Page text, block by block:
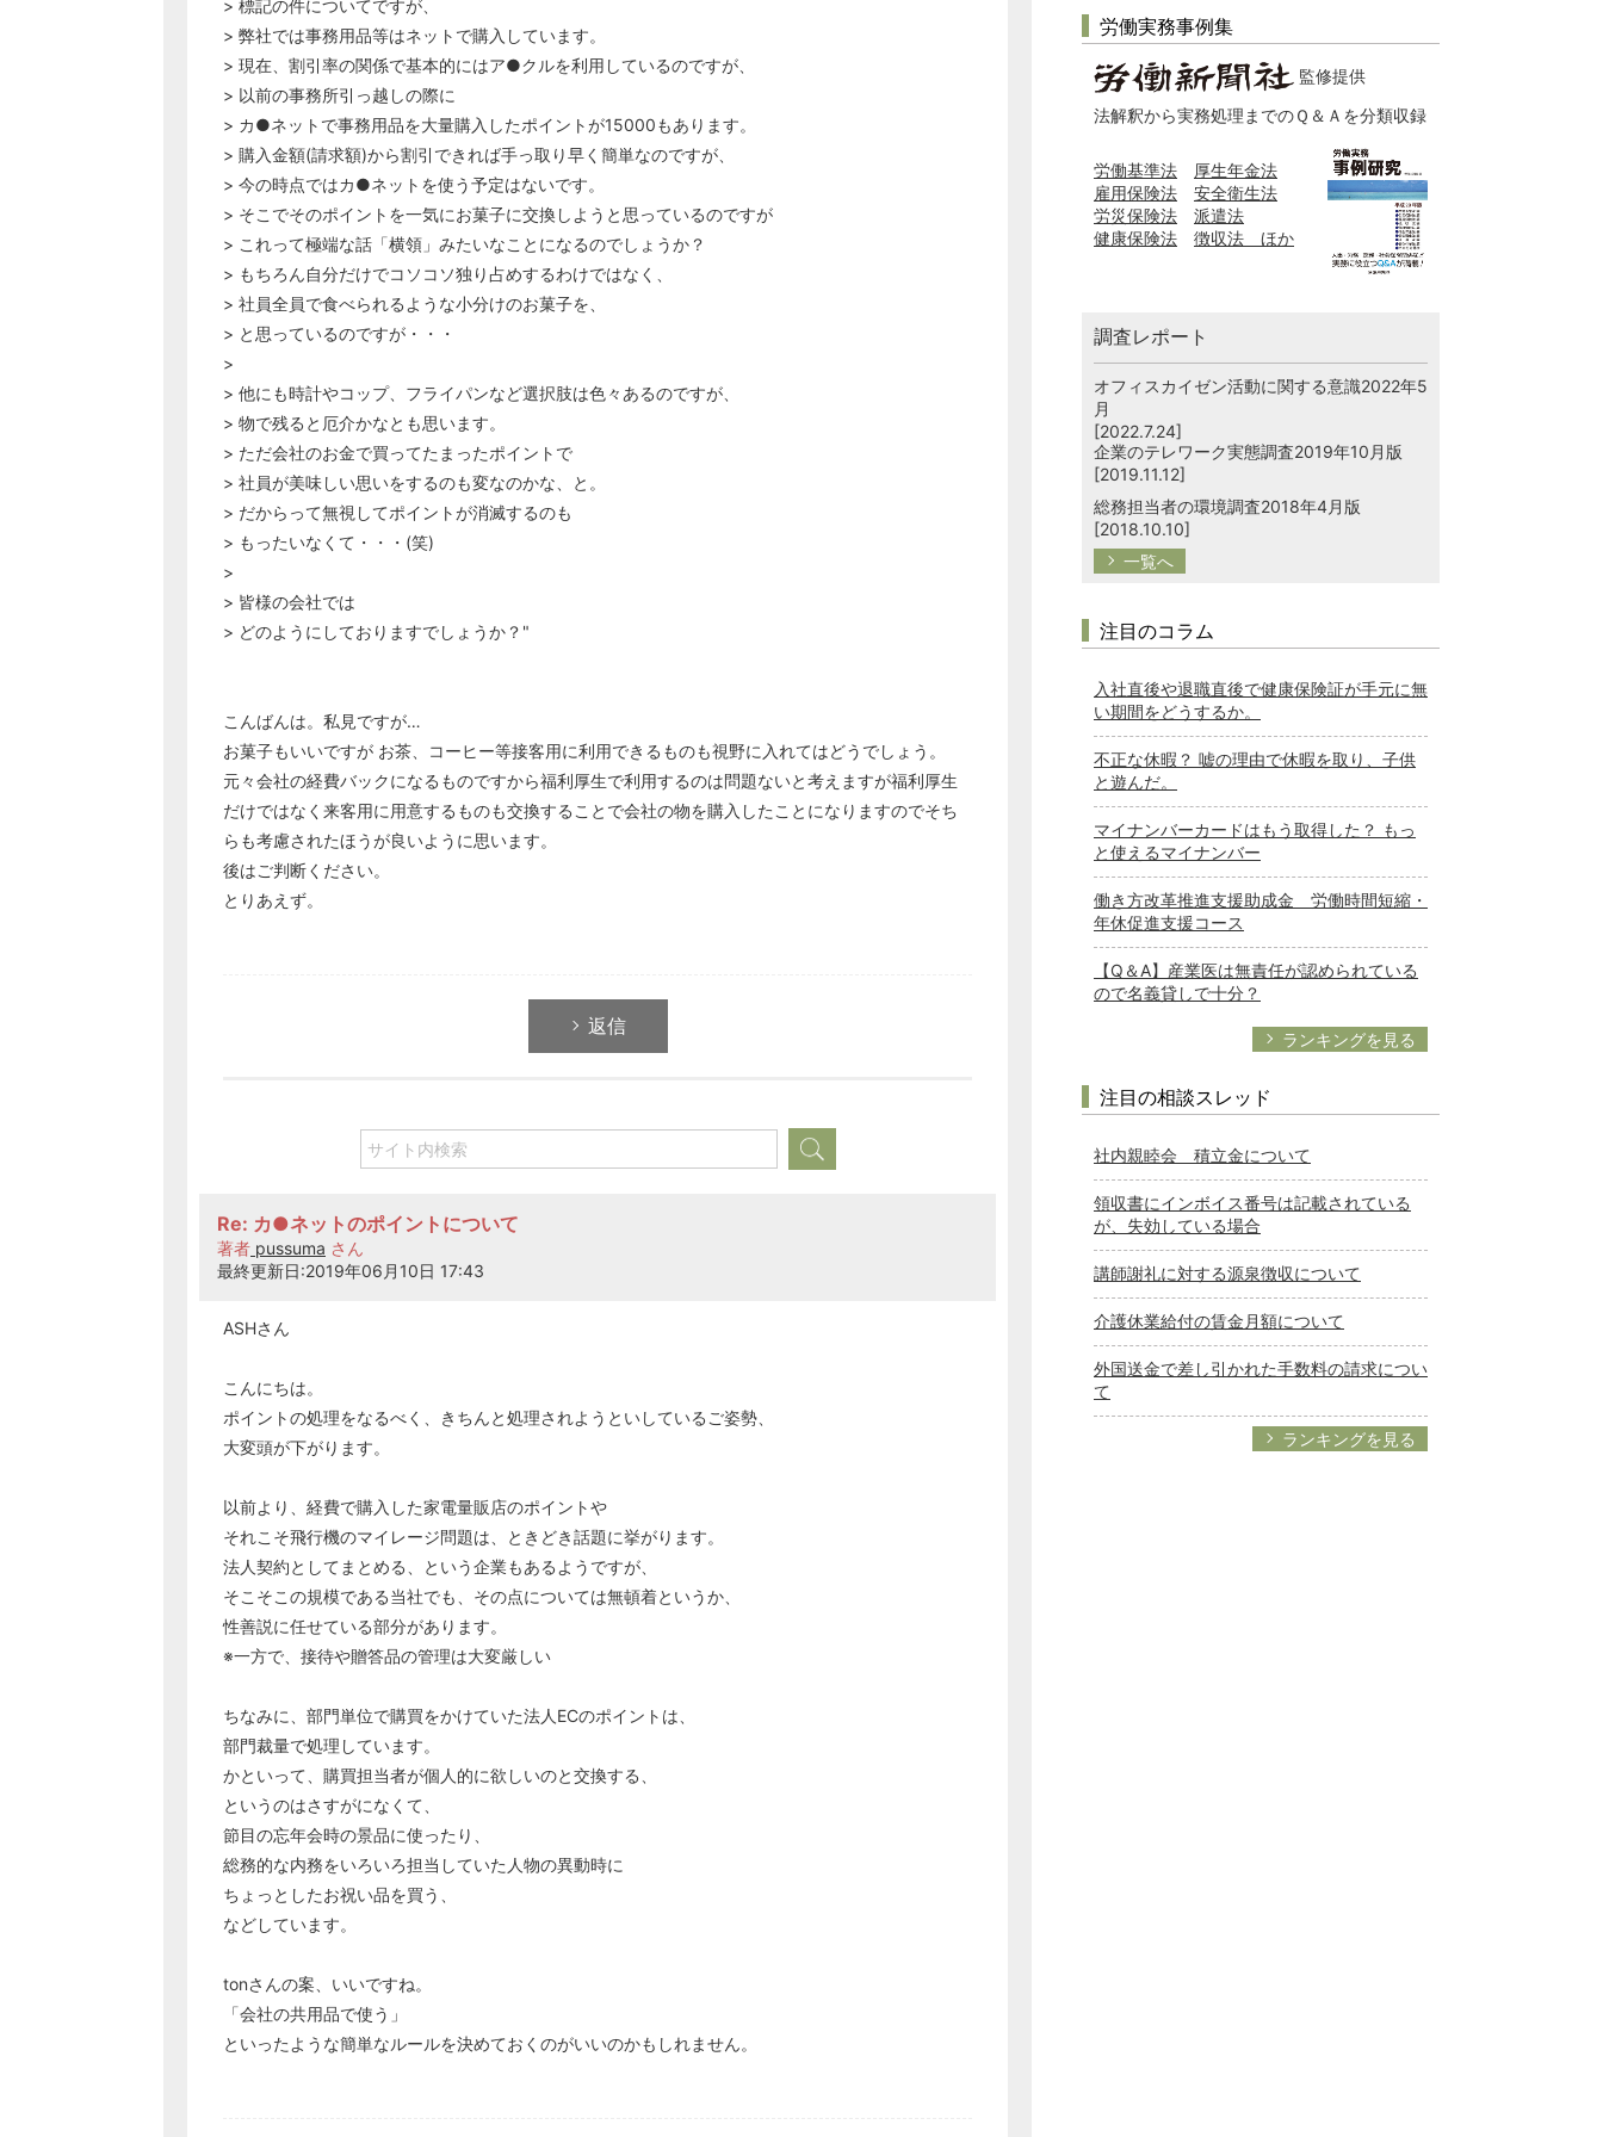
> 標記の件についてですが、
> 弊社では事務用品等はネットで購入しています。
> 現在、割引率の関係で基本的にはア●クルを利用しているのですが、
> 以前の事務所引っ越しの際に
> カ●ネットで事務用品を大量購入したポイントが15000もあります。
> 購入金額(請求額)から割引できれば手っ取り早く簡単なのですが、
> 今の時点ではカ●ネットを使う予定はないです。
> そこでそのポイントを一気にお菓子に交換しようと思っているのですが
> これって極端な話「横領」みたいなことになるのでしょうか？
> もちろん自分だけでコソコソ独り占めするわけではなく、
> 社員全員で食べられるような小分けのお菓子を、
> と思っているのですが・・・
>
> 他にも時計やコップ、フライパンなど選択肢は色々あるのですが、
> 物で残ると厄介かなとも思います。
> ただ会社のお金で買ってたまったポイントで
> 社員が美味しい思いをするのも変なのかな、と。
> だからって無視してポイントが消滅するのも
> もったいなくて・・・(笑)
>
> 皆様の会社では
> どのようにしておりますでしょうか？"
こんばんは。私見ですが…
お菓子もいいですが お茶、コーヒー等接客用に利用できるものも視野に入れてはどうでしょう。
元々会社の経費バックになるものですから福利厚生で利用するのは問題ないと考えますが福利厚生
だけではなく来客用に用意するものも交換することで会社の物を購入したことになりますのでそち
らも考慮されたほうが良いように思います。
後はご判断ください。
とりあえず。
返信
Re: カ●ネットのポイントについて
著者 pussuma さん
最終更新日:2019年06月10日 17:43
ASHさん
こんにちは。
ポイントの処理をなるべく、きちんと処理されようといしているご姿勢、
大変頭が下がります。
以前より、経費で購入した家電量販店のポイントや
それこそ飛行機のマイレージ問題は、ときどき話題に挙がります。
法人契約としてまとめる、という企業もあるようですが、
そこそこの規模である当社でも、その点については無頓着というか、
性善説に任せている部分があります。
※一方で、接待や贈答品の管理は大変厳しい
ちなみに、部門単位で購買をかけていた法人ECのポイントは、
部門裁量で処理しています。
かといって、購買担当者が個人的に欲しいのと交換する、
というのはさすがになくて、
節目の忘年会時の景品に使ったり、
総務的な内務をいろいろ担当していた人物の異動時に
ちょっとしたお祝い品を買う、
などしています。
tonさんの案、いいですね。
「会社の共用品で使う」
といったような簡単なルールを決めておくのがいいのかもしれません。
労務管理
企業法務
労働実務事例集
監修提供
法解釈から実務処理までのＱ＆Ａを分類収録
労働基準法
厚生年金法
雇用保険法
安全衛生法
労災保険法
派遣法
健康保険法
徴収法 ほか
調査レポート
オフィスカイゼン活動に関する意識2022年5
月
[2022.7.24]
企業のテレワーク実態調査2019年10月版
[2019.11.12]
総務担当者の環境調査2018年4月版
[2018.10.10]
一覧へ
注目のコラム
入社直後や退職直後で健康保険証が手元に無
い期間をどうするか。
不正な休暇？ 嘘の理由で休暇を取り、子供
と遊んだ。
マイナンバーカードはもう取得した？ もっ
と使えるマイナンバー
働き方改革推進支援助成金 労働時間短縮・
年休促進支援コース
【Q＆A】産業医は無責任が認められている
ので名義貸しで十分？
ランキングを見る
注目の相談スレッド
社内親睦会 積立金について
領収書にインボイス番号は記載されている
が、失効している場合
講師謝礼に対する源泉徴収について
介護休業給付の賃金月額について
外国送金で差し引かれた手数料の請求につい
て
ランキングを見る